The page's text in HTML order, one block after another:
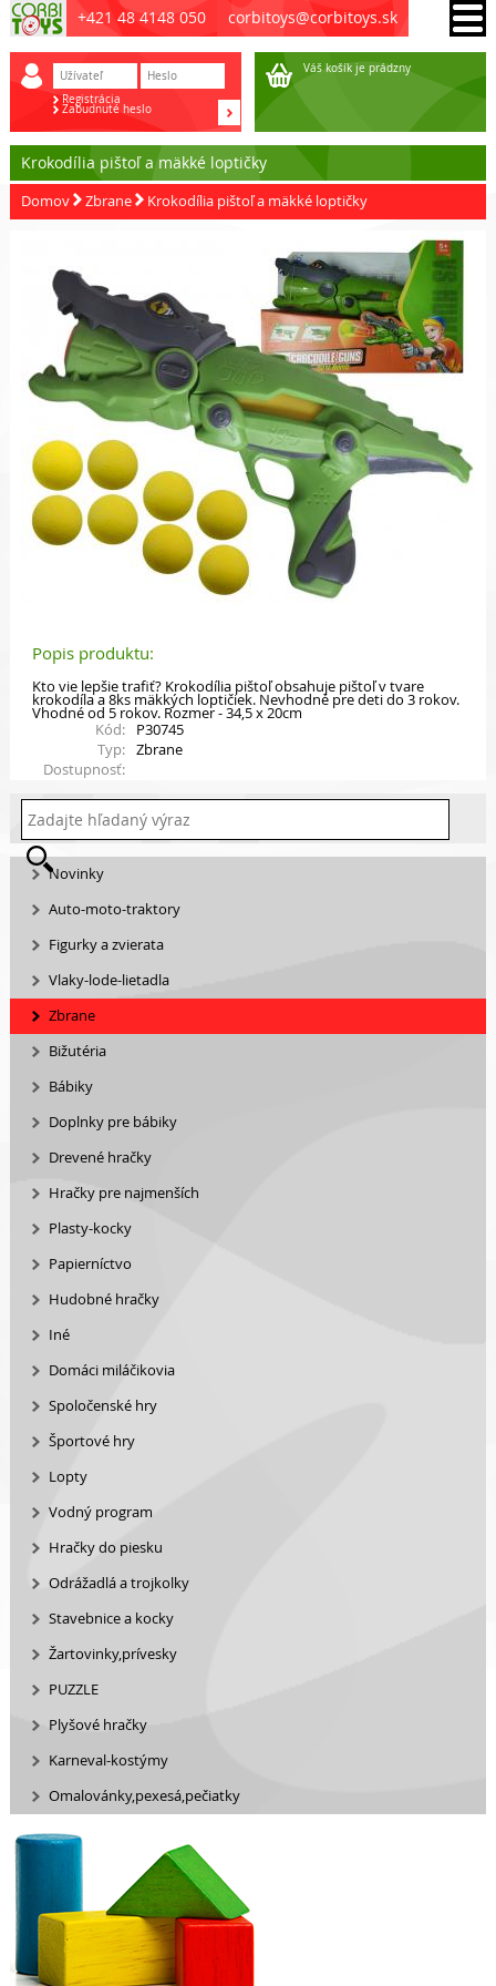
+421 48 4148 050 corbitoys@corbitoys.sk
Registrácia
Zabudnuté heslo
Váš košík je prádzny
Krokodília pištoľ a mäkké loptičky
Domov Zbrane Krokodília pištoľ a mäkké loptičky
Popis produktu:
Kto vie lepšie trafiť? Krokodília pištoľ obsahuje pištoľ v tvare
krokodíla a 8ks mäkkých loptičiek. Nevhodné pre deti do 3 rokov.
Vhodné od 5 rokov. Rozmer - 34,5 x 20cm
Kód:
P30745
Typ: Zbrane
Dostupnosť:
Novinky
Auto-moto-traktory
Figurky a zvierata
Vlaky-lode-lietadla
Zbrane
Bižutéria
Bábiky
Doplnky pre bábiky
Drevené hračky
Hračky pre najmenších
Plasty-kocky
Papierníctvo
Hudobné hračky
Iné
Domáci miláčikovia
Spoločenské hry
Športové hry
Lopty
Vodný program
Hračky do piesku
Odrážadlá a trojkolky
Stavebnice a kocky
Žartovinky,prívesky
PUZZLE
Plyšové hračky
Karneval-kostýmy
Omalovánky,pexesá,pečiatky